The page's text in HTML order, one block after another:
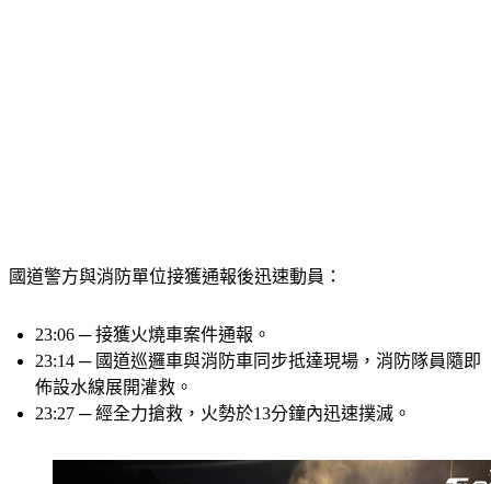
23:06 ─ 接獲火燒車案件通報。
23:14 ─ 國道巡邏車與消防車同步抵達現場，消防隊員隨即
佈設水線展開灌救。